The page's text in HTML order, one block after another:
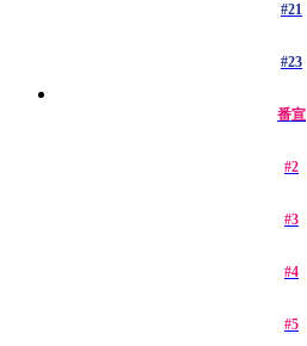
#21
#23
番宣
#2
#3
#4
#5